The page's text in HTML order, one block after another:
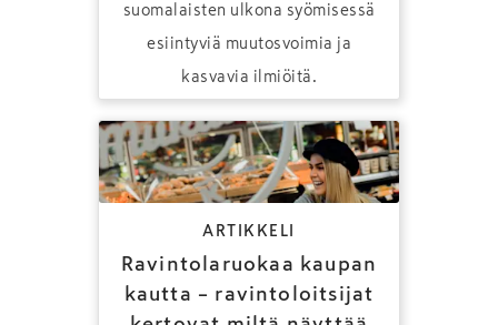
suomalaisten ulkona syömisessä
esiintyviä muutosvoimia ja
kasvavia ilmiöitä.
ARTIKKELI
Ravintolaruokaa kaupan
kautta – ravintoloitsijat